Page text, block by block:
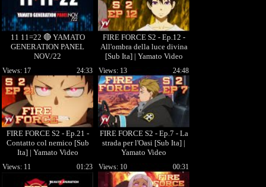
11 11=22 🔴 YAMATO
GENERATION PANEL
NOV./22
FIRE FORCE S2 - Ep.12 -
All'ombra della luce divina
[Sub Ita] | Yamato Video
FIRE FORCE S2 - Ep.21 -
Contatto col nemico [Sub
Ita] | Yamato Video
24:33
Views: 17
FIRE FORCE S2 - Ep.7 - La
strada per l'Oasi [Sub Ita] |
Yamato Video
24:48
Views: 13
01:23
Views: 11 00:31
Views: 10